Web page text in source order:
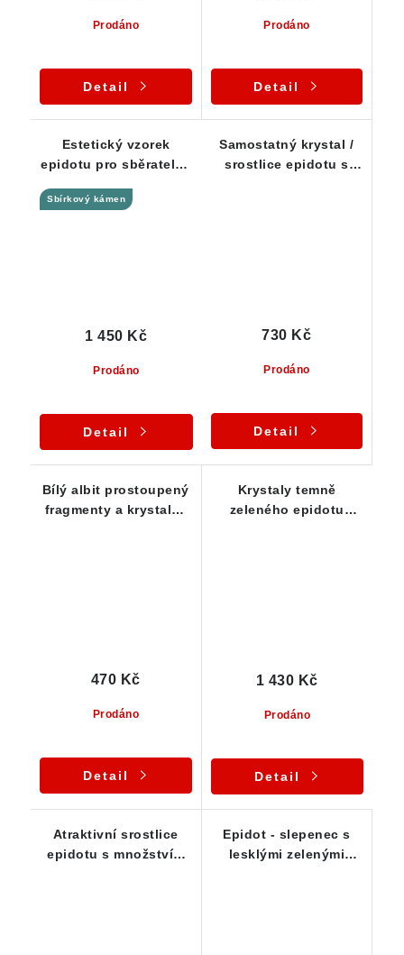
Prodáno
Detail
Prodáno
Detail
Estetický vzorek
epidotu pro sběratele -
Sbírkový kámen
Prodáno
1 450 Kč
Detail
Samostatný krystal /
srostlice epidotu s
Prodáno
730 Kč
Detail
Bílý albit prostoupený
fragmenty a krystalky
Prodáno
470 Kč
Detail
Krystaly temně
zeleného epidotu
Prodáno
1 430 Kč
Detail
Atraktivní srostlice
epidotu s množstvím
Epidot - slepenec s
lesklými zelenými